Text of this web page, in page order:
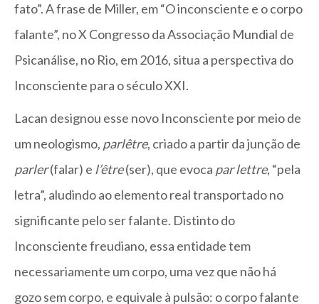
fato”. A frase de Miller, em “O inconsciente e o corpo
falante”, no X Congresso da Associação Mundial de
Psicanálise, no Rio, em 2016, situa a perspectiva do
Inconsciente para o século XXI.
Lacan designou esse novo Inconsciente por meio de
um neologismo, parlêtre, criado a partir da junção de
parler(falar) e l’être(ser), que evoca par lettre, “pela
letra”, aludindo ao elemento real transportado no
significante pelo ser falante. Distinto do
Inconsciente freudiano, essa entidade tem
necessariamente um corpo, uma vez que não há
gozo sem corpo, e equivale à pulsão: o corpo falante